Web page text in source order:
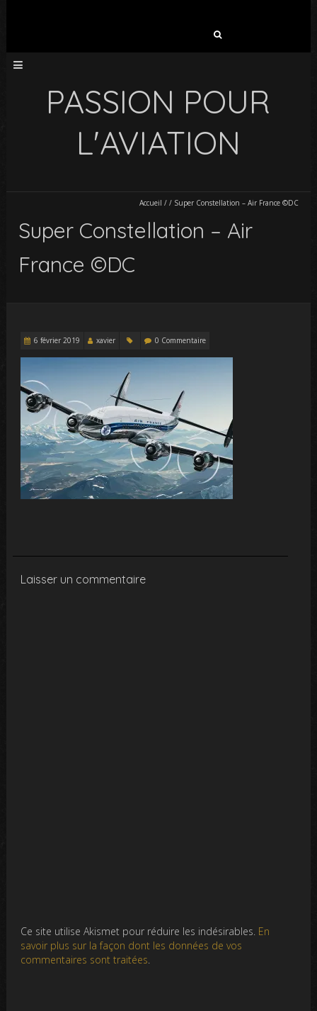
PASSION POUR
L'AVIATION
Accueil / / Super Constellation – Air France ©DC
Super Constellation – Air
France ©DC
6 février 2019 xavier 0 Commentaire
Laisser un commentaire
Ce site utilise Akismet pour réduire les indésirables. En
savoir plus sur la façon dont les données de vos
commentaires sont traitées.